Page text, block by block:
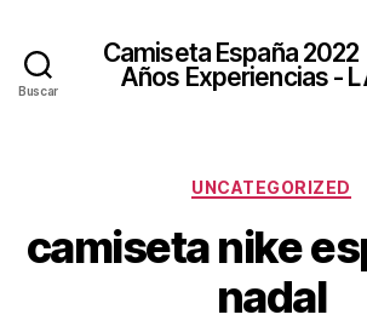
Buscar
Camiseta España
Años Experiencias -
Categorías
UNCATEGORIZED
camiseta nike
nadal